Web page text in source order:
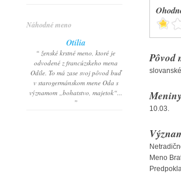
Náhodné meno
Otília
“ ženské krstné meno, ktoré je
odvodené z francúzskeho mena
Odile. To má zase svoj pôvod buď
v starogermánskom mene Oda s
významom „bohatstvo, majetok“...
”
Pôvod
slovanské
Meniny
10.03.
Meno